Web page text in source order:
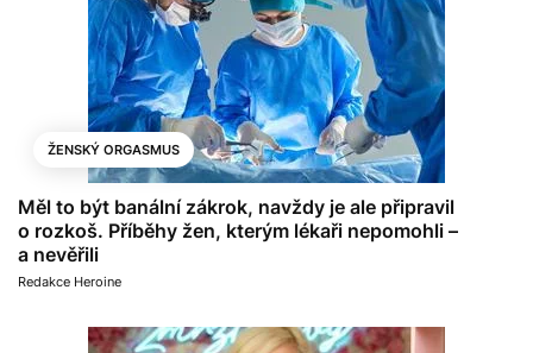
ŽENSKÝ ORGASMUS
Měl to být banální zákrok, navždy je ale připravil
o rozkoš. Příběhy žen, kterým lékaři nepomohli –
a nevěřili
Redakce Heroine